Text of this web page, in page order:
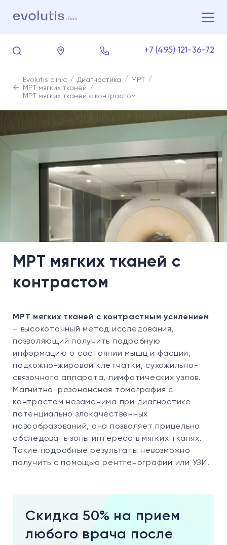
+7 (495) 121-36-72
Evolutis clinic Диагностика
МРТ
МРТ мягких тканей
МРТ мягких тканей с контрастом
МРТ мягких тканей с
контрастом
МРТ мягких тканей с контрастным усилением
– высокоточный метод исследования,
позволяющий получить подробную
информацию о состоянии мышц и фасций,
подкожно-жировой клетчатки, сухожильно-
связочного аппарата, лимфатических узлов.
Магнитно-резонансная томография с
контрастом незаменима при диагностике
потенциально злокачественных
новообразований, она позволяет прицельно
обследовать зоны интереса в мягких тканях.
Такие подробные результаты невозможно
получить с помощью рентгенографии или УЗИ.
Скидка 50% на прием
любого врача после